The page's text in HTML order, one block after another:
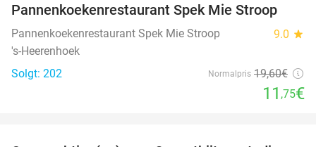
Pannenkoekenrestaurant Spek Mie Stroop
Pannenkoekenrestaurant Spek Mie Stroop 9.0 star
's-Heerenhoek
Solgt: 202
Normalpris 19,60€
11 ,75€